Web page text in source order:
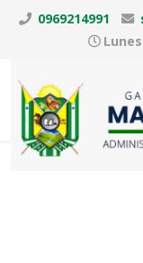
0969214991